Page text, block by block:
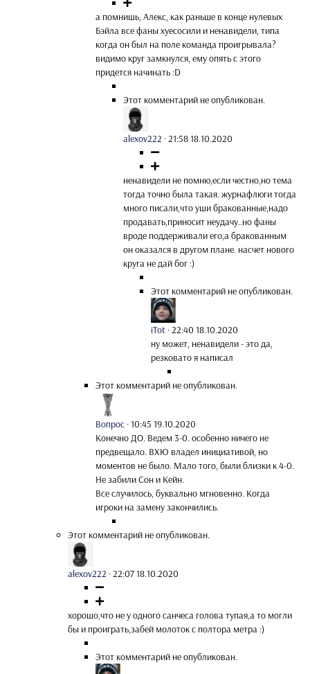
а помнишь, Алекс, как раньше в конце нулевых
Бэйла все фаны хуесосили и ненавидели, типа
когда он был на поле команда проигрывала?
видимо круг замкнулся, ему опять с этого
придется начинать :D
Этот комментарий не опубликован.
alexov222 ·21:58 18.10.2020
ненавидели не помню,если честно,но тема
тогда точно была такая. журнафлюги тогда
много писали,что уши бракованные,надо
продавать,приносит неудачу..но фаны
вроде поддерживали его,а бракованным
он оказался в другом плане. насчет нового
круга не дай бог :)
Этот комментарий не опубликован.
iTot ·22:40 18.10.2020
ну может, ненавидели - это да,
резковато я написал
Этот комментарий не опубликован.
Вопрос ·10:45 19.10.2020
Конечно ДО. Ведем 3-0. особенно ничего не
предвещало. ВХЮ владел инициативой, но
моментов не было. Мало того, были близки к 4-0.
Не забили Сон и Кейн.
Все случилось, буквально мгновенно. Когда
игроки на замену закончились.
Этот комментарий не опубликован.
alexov222 ·22:07 18.10.2020
хорошо,что не у одного санчеса голова тупая,а то могли
бы и проиграть,забей молоток с полтора метра :)
Этот комментарий не опубликован.